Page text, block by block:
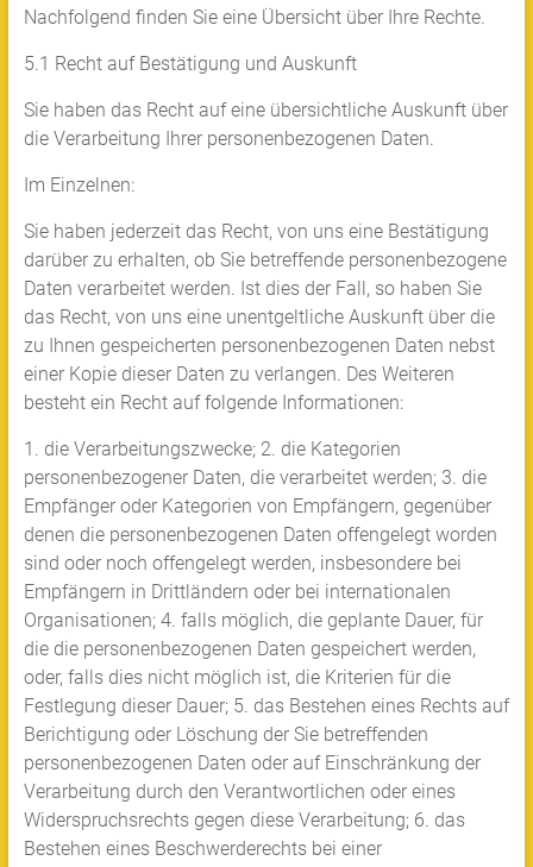
Nachfolgend finden Sie eine Übersicht über Ihre Rechte.
5.1 Recht auf Bestätigung und Auskunft
Sie haben das Recht auf eine übersichtliche Auskunft über
die Verarbeitung Ihrer personenbezogenen Daten.
Im Einzelnen:
Sie haben jederzeit das Recht, von uns eine Bestätigung
darüber zu erhalten, ob Sie betreffende personenbezogene
Daten verarbeitet werden. Ist dies der Fall, so haben Sie
das Recht, von uns eine unentgeltliche Auskunft über die
zu Ihnen gespeicherten personenbezogenen Daten nebst
einer Kopie dieser Daten zu verlangen. Des Weiteren
besteht ein Recht auf folgende Informationen:
1. die Verarbeitungszwecke; 2. die Kategorien
personenbezogener Daten, die verarbeitet werden; 3. die
Empfänger oder Kategorien von Empfängern, gegenüber
denen die personenbezogenen Daten offengelegt worden
sind oder noch offengelegt werden, insbesondere bei
Empfängern in Drittländern oder bei internationalen
Organisationen; 4. falls möglich, die geplante Dauer, für
die die personenbezogenen Daten gespeichert werden,
oder, falls dies nicht möglich ist, die Kriterien für die
Festlegung dieser Dauer; 5. das Bestehen eines Rechts auf
Berichtigung oder Löschung der Sie betreffenden
personenbezogenen Daten oder auf Einschränkung der
Verarbeitung durch den Verantwortlichen oder eines
Widerspruchsrechts gegen diese Verarbeitung; 6. das
Bestehen eines Beschwerderechts bei einer